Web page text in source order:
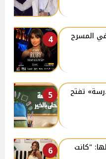
4
المسرح
5
تفتح
6
"كانت